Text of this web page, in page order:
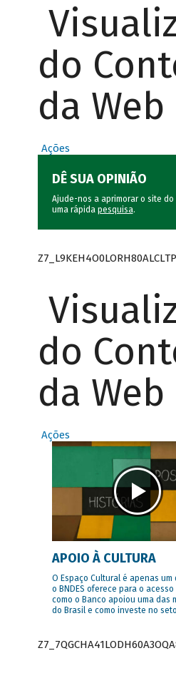
do
da Web
Ações
DÊ SUA OPINIÃO
Ajude-nos a aprimorar o site do
uma rápida pesquisa.
do
da Web
Ações
APOIO À CULTURA
O Espaço Cultural é apenas
o BNDES oferece para o
como o Banco apoiou uma das
do Brasil e como investe no